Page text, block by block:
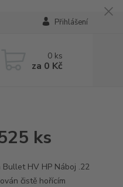
Přihlášení
0 ks
za 0 Kč
ks
Bullet HV HP Náboj .22
čistě hořícím